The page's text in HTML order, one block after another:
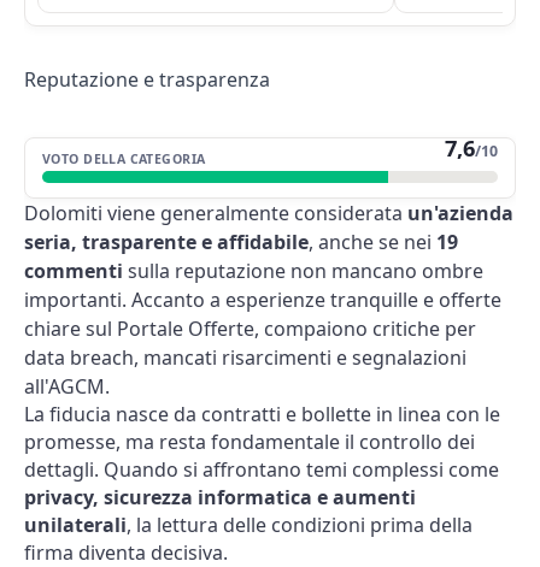
Reputazione e trasparenza
VOTO DELLA CATEGORIA 7,6/10
Dolomiti viene generalmente considerata un'azienda
seria, trasparente e affidabile, anche se nei 19
commenti sulla reputazione non mancano ombre
importanti. Accanto a esperienze tranquille e offerte
chiare sul Portale Offerte, compaiono critiche per
data breach, mancati risarcimenti e segnalazioni
all'AGCM.
La fiducia nasce da contratti e bollette in linea con le
promesse, ma resta fondamentale il controllo dei
dettagli. Quando si affrontano temi complessi come
privacy, sicurezza informatica e aumenti
unilaterali, la lettura delle condizioni prima della
firma diventa decisiva.